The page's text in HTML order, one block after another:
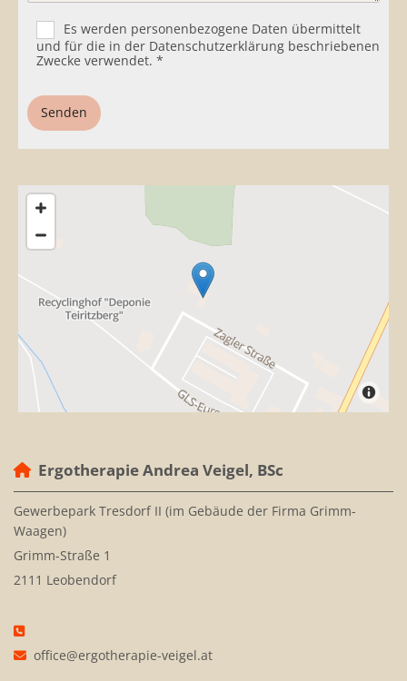
Es werden personenbezogene Daten übermittelt
und für die in der Datenschutzerklärung beschriebenen
Zwecke verwendet. *
 Ergotherapie Andrea Veigel, BSc
Gewerbepark Tresdorf II (im Gebäude der Firma Grimm-
Waagen)
Grimm-Straße 1
2111 Leobendorf

 office@ergotherapie-veigel.at